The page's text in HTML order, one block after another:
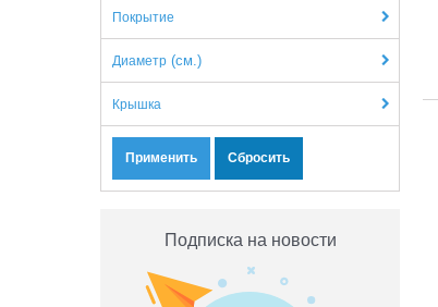
Покрытие
Диаметр (см.)
Крышка
Подписка на новости